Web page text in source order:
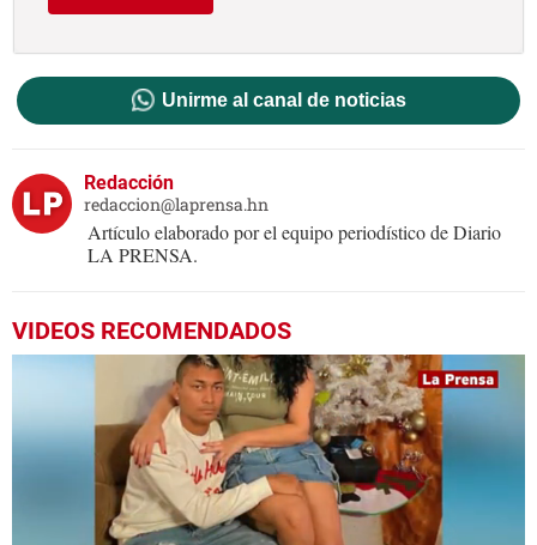
Unirme al canal de noticias
Redacción
redaccion@laprensa.hn
Artículo elaborado por el equipo periodístico de Diario
LA PRENSA.
VIDEOS RECOMENDADOS